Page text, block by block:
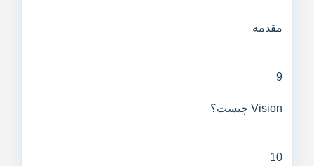
مقدمه
9
Vision چیست؟
10